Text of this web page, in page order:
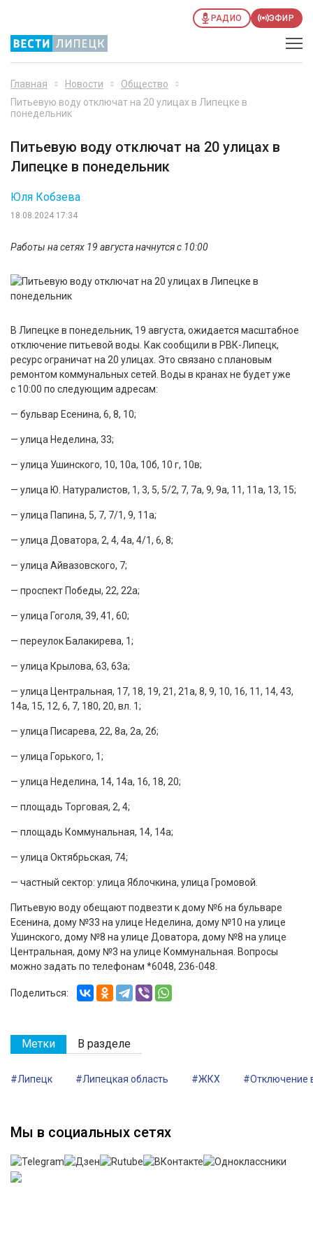
РАДИО ЭФИР
Главная Новости
Общество
Питьевую воду отключат на 20 улицах в Липецке в
понедельник
Питьевую воду отключат на 20 улицах в
Липецке в понедельник
18.08.2024 17:34
Юля Кобзева
Работы на сетях 19 августа начнутся с 10:00
В Липецке в понедельник, 19 августа, ожидается масштабное
отключение питьевой воды. Как сообщили в РВК-Липецк,
ресурс ограничат на 20 улицах. Это связано с плановым
ремонтом коммунальных сетей. Воды в кранах не будет уже
с 10:00 по следующим адресам:
— бульвар Есенина, 6, 8, 10;
— улица Неделина, 33;
— улица Ушинского, 10, 10а, 10б, 10 г, 10в;
— улица Ю. Натуралистов, 1, 3, 5, 5/2, 7, 7а, 9, 9а, 11, 11а, 13, 15;
— улица Папина, 5, 7, 7/1, 9, 11а;
— улица Доватора, 2, 4, 4а, 4/1, 6, 8;
— улица Айвазовского, 7;
— проспект Победы, 22, 22а;
— улица Гоголя, 39, 41, 60;
— переулок Балакирева, 1;
— улица Крылова, 63, 63а;
— улица Центральная, 17, 18, 19, 21, 21а, 8, 9, 10, 16, 11, 14, 43,
14а, 15, 12, 6, 7, 180, 20, вл. 1;
— улица Писарева, 22, 8а, 2а, 2б;
— улица Горького, 1;
— улица Неделина, 14, 14а, 16, 18, 20;
— площадь Торговая, 2, 4;
— площадь Коммунальная, 14, 14а;
— улица Октябрьская, 74;
— частный сектор: улица Яблочкина, улица Громовой.
Питьевую воду обещают подвезти к дому №6 на бульваре
Есенина, дому №33 на улице Неделина, дому №10 на улице
Ушинского, дому №8 на улице Доватора, дому №8 на улице
Центральная, дому №3 на улице Коммунальная. Вопросы
можно задать по телефонам *6048, 236-048.
Поделиться:
Метки В разделе
#Липецк #Липецкая область #ЖКХ #Отключение
Мы в социальных сетях